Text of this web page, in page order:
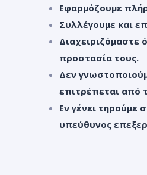
Εφαρμόζουμε
Συλλέγουμε και
Διαχειριζόμαστε
προστασία τους.
Δεν
επιτρέπεται από
Εν γένει
υπεύθυνος